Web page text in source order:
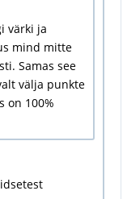
värki ja
mind mitte
Samas see
välja punkte
on 100%